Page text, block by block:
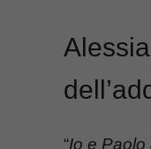
“Io e Paolo